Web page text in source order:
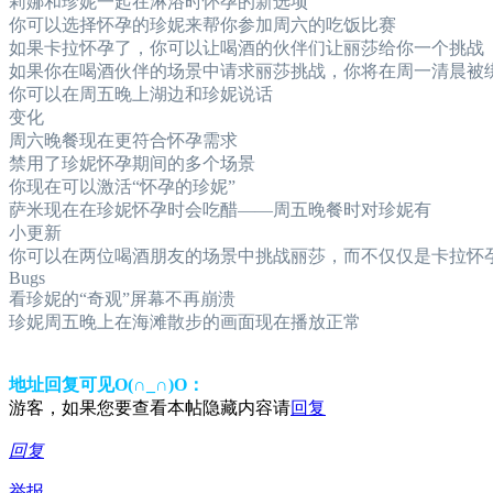
你可以选择怀孕的珍妮来帮你参加周六的吃饭比赛
如果卡拉怀孕了，你可以让喝酒的伙伴们让丽莎给你一个挑战
如果你在喝酒伙伴的场景中请求丽莎挑战，你将在周一清晨被
你可以在周五晚上湖边和珍妮说话
变化
周六晚餐现在更符合怀孕需求
禁用了珍妮怀孕期间的多个场景
你现在可以激活“怀孕的珍妮”
萨米现在在珍妮怀孕时会吃醋——周五晚餐时对珍妮有
小更新
你可以在两位喝酒朋友的场景中挑战丽莎，而不仅仅是卡拉怀
Bugs
看珍妮的“奇观”屏幕不再崩溃
珍妮周五晚上在海滩散步的画面现在播放正常
地址回复可见O(∩_∩)O：
游客，如果您要查看本帖隐藏内容请回复
回复